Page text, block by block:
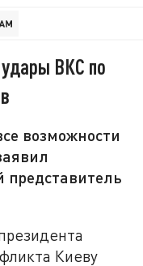
ВКС по
возможности
Киеву